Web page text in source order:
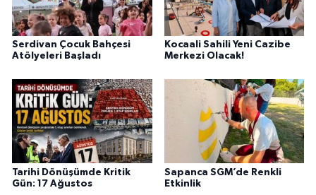
Serdivan Çocuk Bahçesi
Atölyeleri Başladı
Kocaali Sahili Yeni Cazibe
Merkezi Olacak!
Tarihi Dönüşümde Kritik
Gün: 17 Ağustos
Sapanca SGM’de Renkli
Etkinlik